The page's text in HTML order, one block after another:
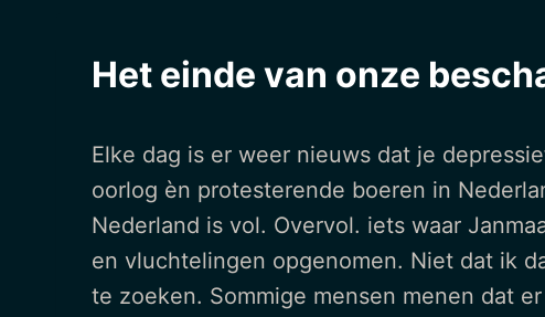
Het einde van onze
Elke dag is er weer nieuws dat je
oorlog èn protesterende boeren in
Nederland is vol. Overvol. iets waar
en vluchtelingen opgenomen. Niet dat ik
te zoeken. Sommige mensen menen dat er